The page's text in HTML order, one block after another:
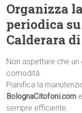
Organizza
periodica
Calderara
Non aspettare che
comodità.
Pianifica la
BolognaCitofoni.com
sempre efficiente.